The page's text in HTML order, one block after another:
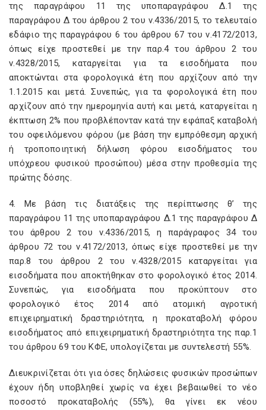
της παραγράφου 11 της υποπαραγράφου Δ.1 της
παραγράφου Δ του άρθρου 2 του ν.4336/2015, το τελευταίο
εδάφιο της παραγράφου 6 του άρθρου 67 του ν.4172/2013,
όπως είχε προστεθεί με την παρ.4 του άρθρου 2 του
ν.4328/2015, καταργείται για τα εισοδήματα που
αποκτώνται στα φορολογικά έτη που αρχίζουν από την
1.1.2015 και μετά. Συνεπώς, για τα φορολογικά έτη που
αρχίζουν από την ημερομηνία αυτή και μετά, καταργείται η
έκπτωση 2% που προβλέπονταν κατά την εφάπαξ καταβολή
του οφειλόμενου φόρου (με βάση την εμπρόθεσμη αρχική
ή τροποποιητική δήλωση φόρου εισοδήματος του
υπόχρεου φυσικού προσώπου) μέσα στην προθεσμία της
πρώτης δόσης.
4. Με βάση τις διατάξεις της περίπτωσης θ’ της
παραγράφου 11 της υποπαραγράφου Δ.1 της παραγράφου Δ
του άρθρου 2 του ν.4336/2015, η παράγραφος 34 του
άρθρου 72 του ν.4172/2013, όπως είχε προστεθεί με την
παρ.8 του άρθρου 2 του ν.4328/2015 καταργείται για
εισοδήματα που αποκτήθηκαν στο φορολογικό έτος 2014.
Συνεπώς, για εισοδήματα που προκύπτουν στο
φορολογικό έτος 2014 από ατομική αγροτική
επιχειρηματική δραστηριότητα, η προκαταβολή φόρου
εισοδήματος από επιχειρηματική δραστηριότητα της παρ.1
του άρθρου 69 του ΚΦΕ, υπολογίζεται με συντελεστή 55%.
Διευκρινίζεται ότι για όσες δηλώσεις φυσικών προσώπων
έχουν ήδη υποβληθεί χωρίς να έχει βεβαιωθεί το νέο
ποσοστό προκαταβολής (55%), θα γίνει εκ νέου